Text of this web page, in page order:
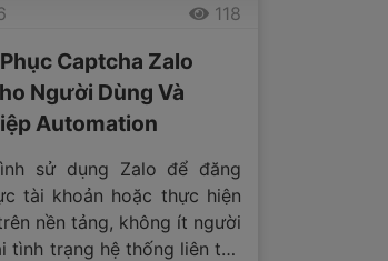
118
Captcha Zalo
Người Dùng Và
Automation
sử dụng Zalo để đăng
tài khoản hoặc thực hiện
nền tảng, không ít người
tình trạng hệ thống liên tục